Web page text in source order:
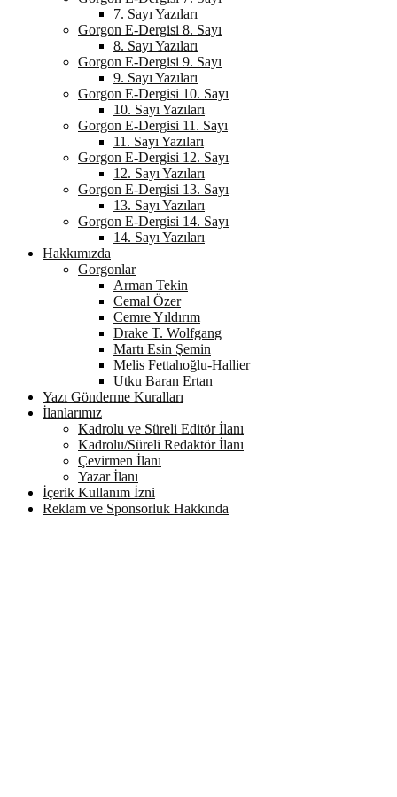
7. Sayı Yazıları
Gorgon E-Dergisi 8. Sayı
8. Sayı Yazıları
Gorgon E-Dergisi 9. Sayı
9. Sayı Yazıları
Gorgon E-Dergisi 10. Sayı
10. Sayı Yazıları
Gorgon E-Dergisi 11. Sayı
11. Sayı Yazıları
Gorgon E-Dergisi 12. Sayı
12. Sayı Yazıları
Gorgon E-Dergisi 13. Sayı
13. Sayı Yazıları
Gorgon E-Dergisi 14. Sayı
14. Sayı Yazıları
Hakkımızda
Gorgonlar
Arman Tekin
Cemal Özer
Cemre Yıldırım
Drake T. Wolfgang
Martı Esin Şemin
Melis Fettahoğlu-Hallier
Utku Baran Ertan
Yazı Gönderme Kuralları
İlanlarımız
Kadrolu ve Süreli Editör İlanı
Kadrolu/Süreli Redaktör İlanı
Çevirmen İlanı
Yazar İlanı
İçerik Kullanım İzni
Reklam ve Sponsorluk Hakkında